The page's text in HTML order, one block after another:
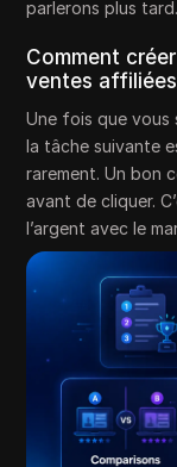
parlerons plus tard.
Comment
ventes affiliées
Une fois que vous
la tâche suivante
rarement. Un bon
avant de cliquer.
l’argent avec le